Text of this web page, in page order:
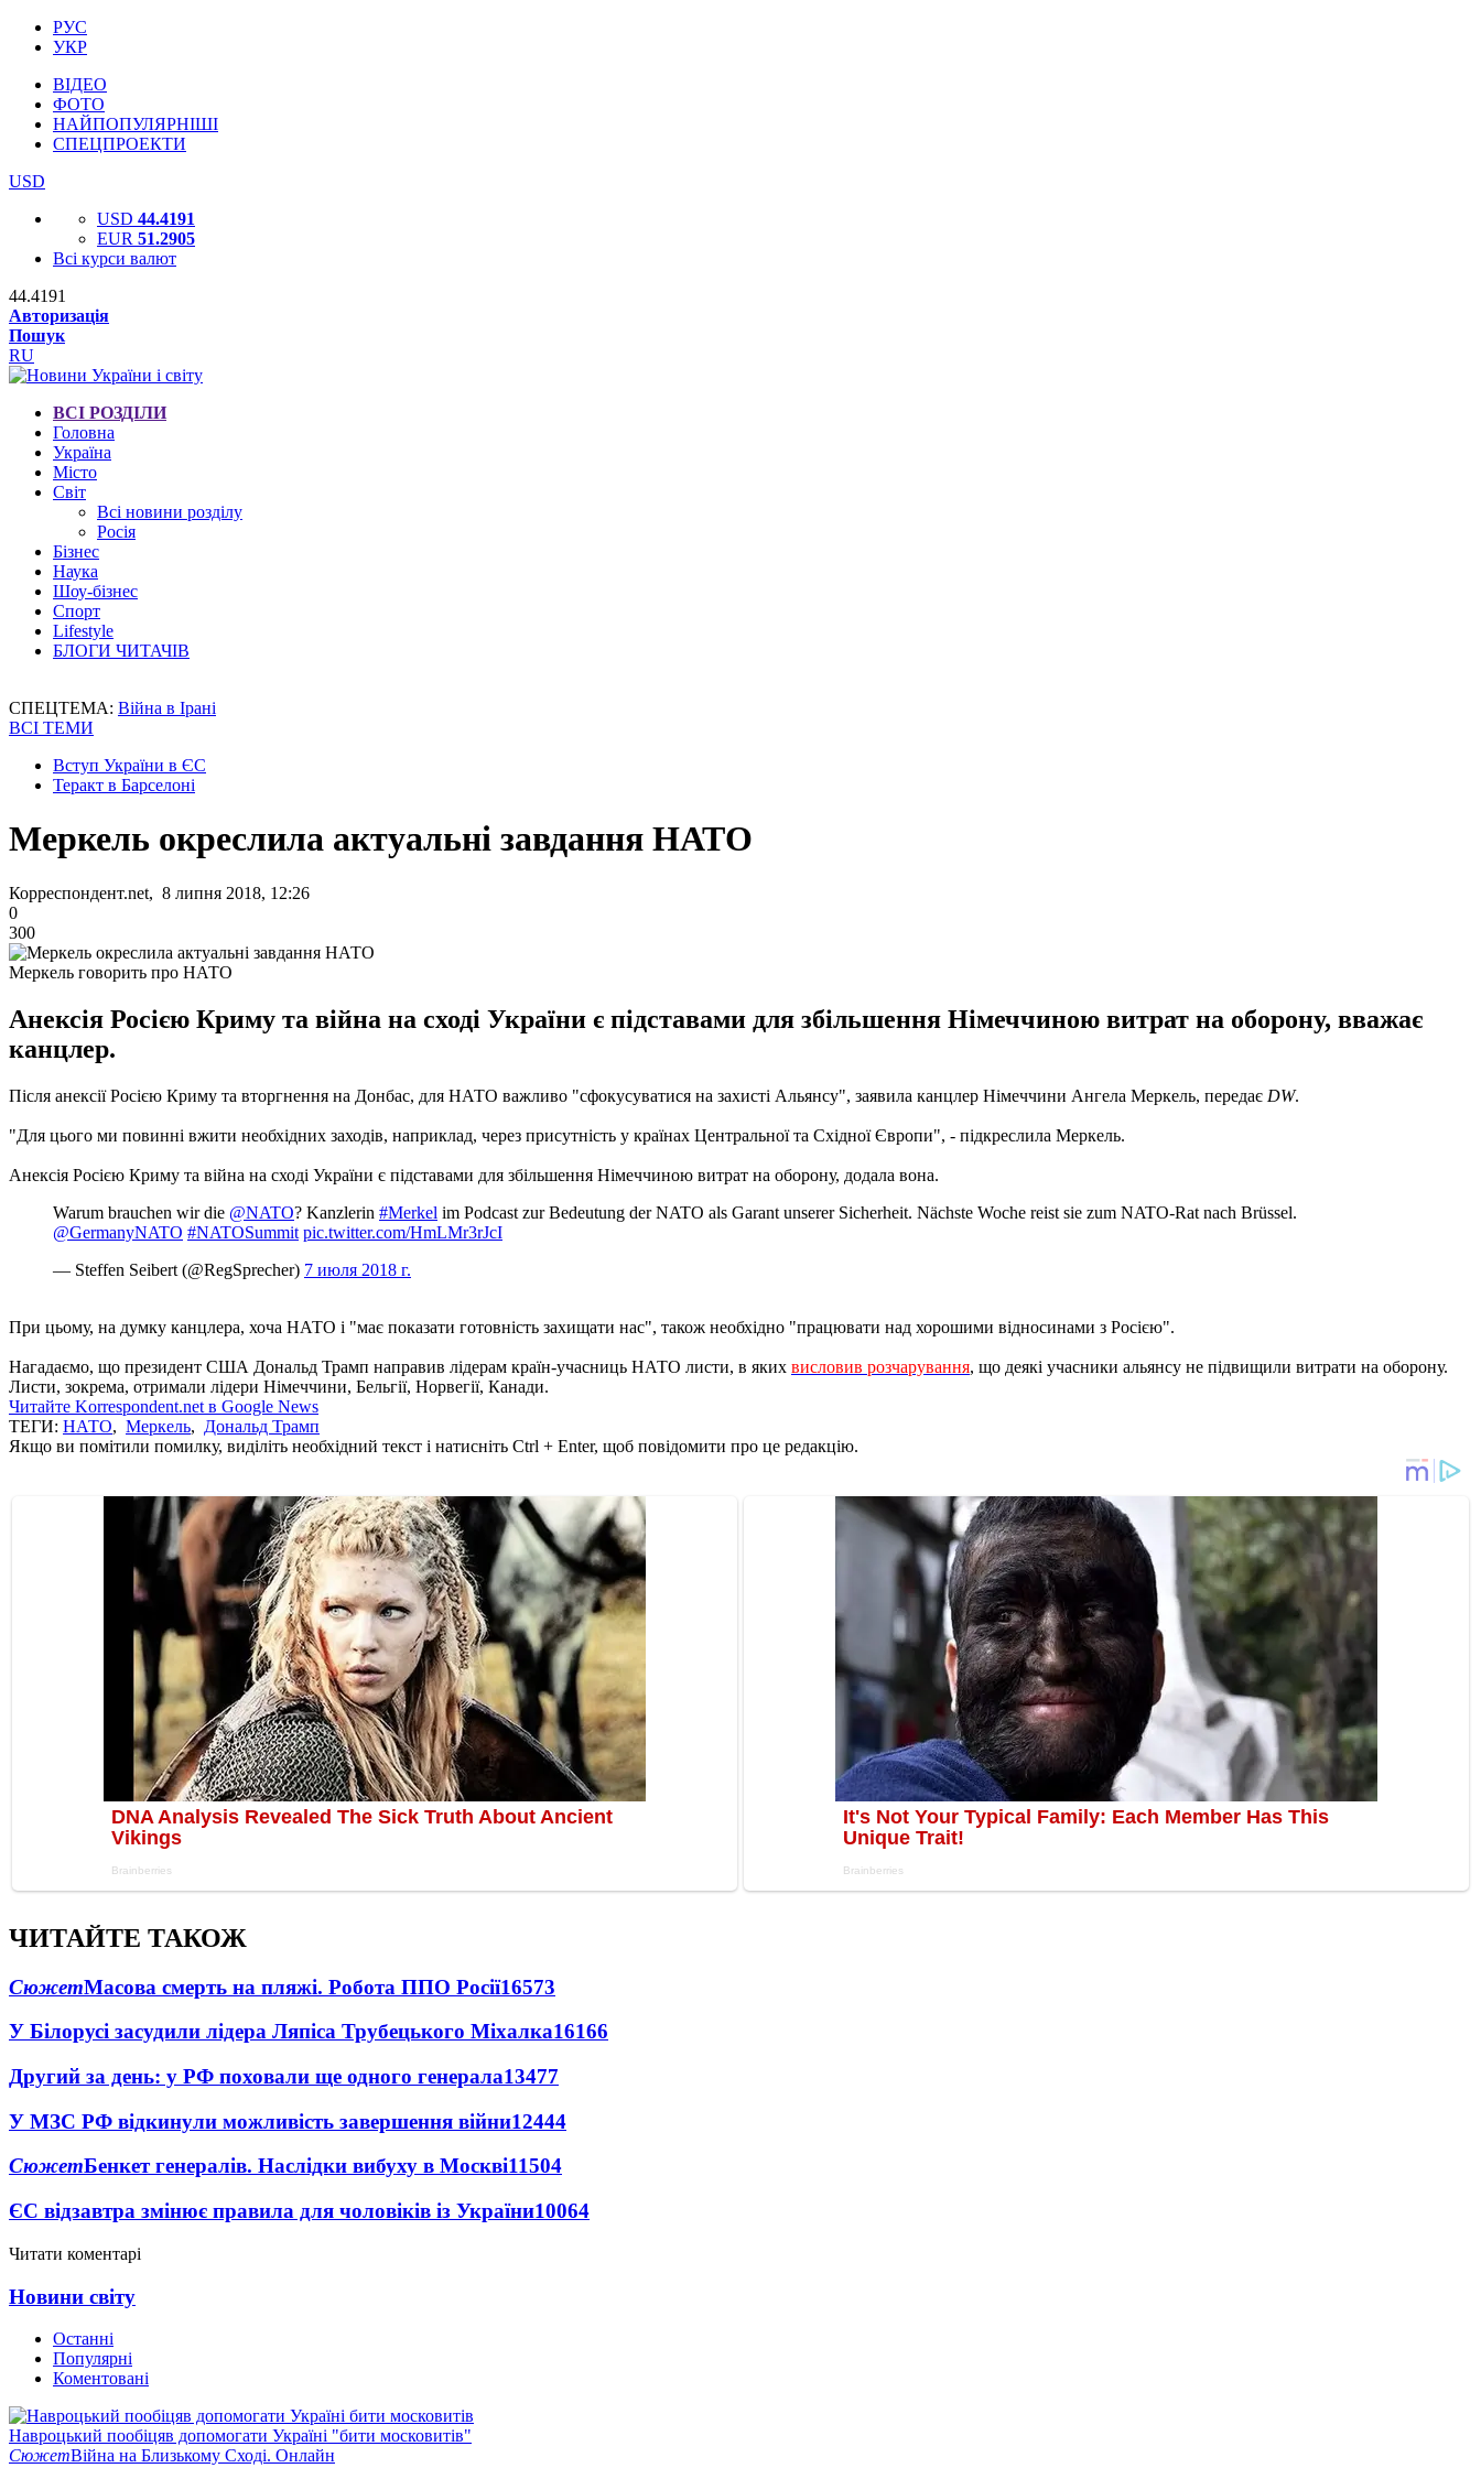
РУС
УКР
ВІДЕО
ФОТО
НАЙПОПУЛЯРНІШІ
СПЕЦПРОЕКТИ
USD
USD 44.4191
EUR 51.2905
Всі курси валют
44.4191
Авторизація
Пошук
RU
ВСІ РОЗДІЛИ
Головна
Україна
Місто
Світ
Всі новини розділу
Росія
Бізнес
Наука
Шоу-бізнес
Спорт
Lifestyle
БЛОГИ ЧИТАЧІВ
СПЕЦТЕМА: Війна в Ірані
ВСІ ТЕМИ
Вступ України в ЄС
Теракт в Барселоні
Меркель окреслила актуальні завдання НАТО
Корреспондент.net, 8 липня 2018, 12:26
0
300
Меркель говорить про НАТО
Анексія Росією Криму та війна на сході України є підставами для збільшення Німеччиною витрат на оборону, вважає
канцлер.
Після анексії Росією Криму та вторгнення на Донбас, для НАТО важливо "сфокусуватися на захисті Альянсу", заявила канцлер Німеччини Ангела Меркель, передає DW.
"Для цього ми повинні вжити необхідних заходів, наприклад, через присутність у країнах Центральної та Східної Європи", - підкреслила Меркель.
Анексія Росією Криму та війна на сході України є підставами для збільшення Німеччиною витрат на оборону, додала вона.
Warum brauchen wir die @NATO? Kanzlerin #Merkel im Podcast zur Bedeutung der NATO als Garant unserer Sicherheit. Nächste Woche reist sie zum NATO-Rat nach Brüssel.
@GermanyNATO #NATOSummit pic.twitter.com/HmLMr3rJcI
— Steffen Seibert (@RegSprecher) 7 июля 2018 г.
При цьому, на думку канцлера, хоча НАТО і "має показати готовність захищати нас", також необхідно "працювати над хорошими відносинами з Росією".
Нагадаємо, що президент США Дональд Трамп направив лідерам країн-учасниць НАТО листи, в яких висловив розчарування, що деякі учасники альянсу не підвищили витрати на оборону.
Листи, зокрема, отримали лідери Німеччини, Бельгії, Норвегії, Канади.
Читайте Korrespondent.net в Google News
ТЕГИ: НАТО, Меркель, Дональд Трамп
Якщо ви помітили помилку, виділіть необхідний текст і натисніть Ctrl + Enter, щоб повідомити про це редакцію.
ЧИТАЙТЕ ТАКОЖ
СюжетМасова смерть на пляжі. Робота ППО Росії16573
У Білорусі засудили лідера Ляпіса Трубецького Міхалка16166
Другий за день: у РФ поховали ще одного генерала13477
У МЗС РФ відкинули можливість завершення війни12444
СюжетБенкет генералів. Наслідки вибуху в Москві11504
ЄС відзавтра змінює правила для чоловіків із України10064
Читати коментарі
Новини світу
Останні
Популярні
Коментовані
Навроцький пообіцяв допомогати Україні "бити московитів"
СюжетВійна на Близькому Сході. Онлайн